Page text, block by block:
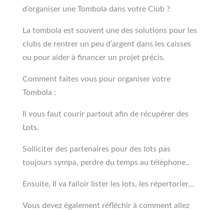
d’organiser une Tombola dans votre Club ?
La tombola est souvent une des solutions pour les
clubs de rentrer un peu d’argent dans les caisses
ou pour aider à financer un projet précis.
Comment faites vous pour organiser votre
Tombola :
Il vous faut courir partout afin de récupérer des
Lots.
Solliciter des partenaires pour des lots pas
toujours sympa, perdre du temps au téléphone..
Ensuite, Il va falloir lister les lots, les répertorier…
Vous devez également réfléchir à comment allez